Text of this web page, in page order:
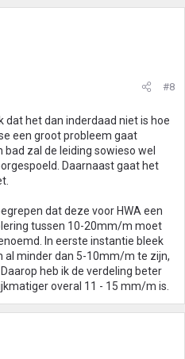
#8
dat het dan inderdaad niet is hoe
een groot probleem gaat
zal de leiding sowieso wel
Daarnaast gaat het
dat deze voor HWA een
tussen 10-20mm/m moet
In eerste instantie bleek
al minder dan 5-10mm/m te zijn,
heb ik de verdeling beter
overal 11 - 15 mm/m is.